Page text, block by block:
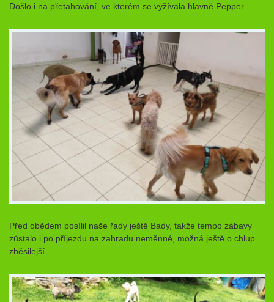
Došlo i na přetahování, ve kterém se vyžívala hlavně Pepper.
Před obědem posílil naše řady ještě Bady, takže tempo zábavy
zůstalo i po příjezdu na zahradu neměnné, možná ještě o chlup
zběsilejší.